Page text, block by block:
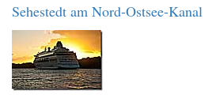
Sehestedt am Nord-Ostsee-Kanal